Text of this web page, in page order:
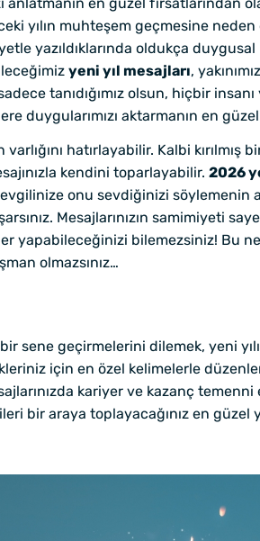
yılın muhteşem geçmesine
yazıldıklarında oldukça duygusal
yeni yıl mesajları,
tanıdığımız olsun, hiçbir
duygularımızı aktarmanın en
hatırlayabilir. Kalbi kırılmış
kendini toparlayabilir. 2026
onu sevdiğinizi
Mesajlarınızın samimiyeti
yapabileceğinizi bilemezsiniz! Bu
olmazsınız…
sene geçirmelerini dilemek, yeni
için en özel kelimelerle
kariyer ve kazanç
bir araya toplayacağınız en güzel